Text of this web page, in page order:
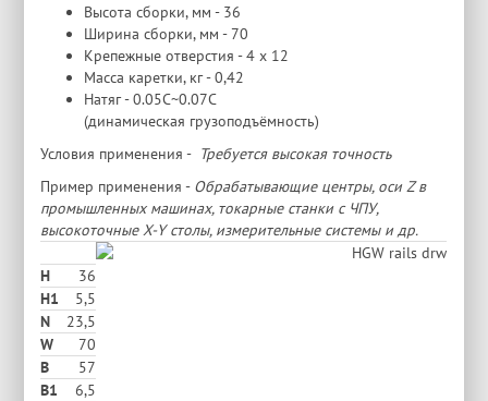
Высота сборки, мм - 36
Ширина сборки, мм - 70
Крепежные отверстия - 4 х 12
Масса каретки, кг - 0,42
Натяг - 0.05C~0.07C
(динамическая грузоподъёмность)
Условия применения - Требуется высокая точность
Пример применения - Обрабатывающие центры, оси Z в
промышленных машинах, токарные станки с ЧПУ,
высокоточные X-Y столы, измерительные системы и др.
H
36
H1
5,5
N
23,5
W
70
В
57
B1
6,5